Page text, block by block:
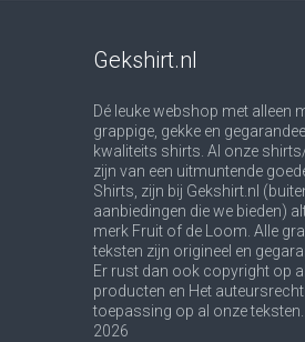
Gekshirt.nl
Dé leuke webshop met alleen
grappige, gekke en
kwaliteits shirts. Al onze
zijn van een uitmuntende
Shirts, zijn bij Gekshirt.nl
aanbiedingen die we bieden)
merk Fruit of de Loom. Alle
teksten zijn origineel en
Er rust dan ook copyright op
producten en Het
toepassing op al onze
2026